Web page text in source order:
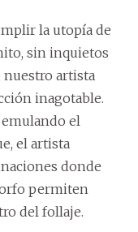
la utopía de
sin inquietos
nuestro artista
inagotable.
emulando el
el artista
donde
permiten
del follaje.